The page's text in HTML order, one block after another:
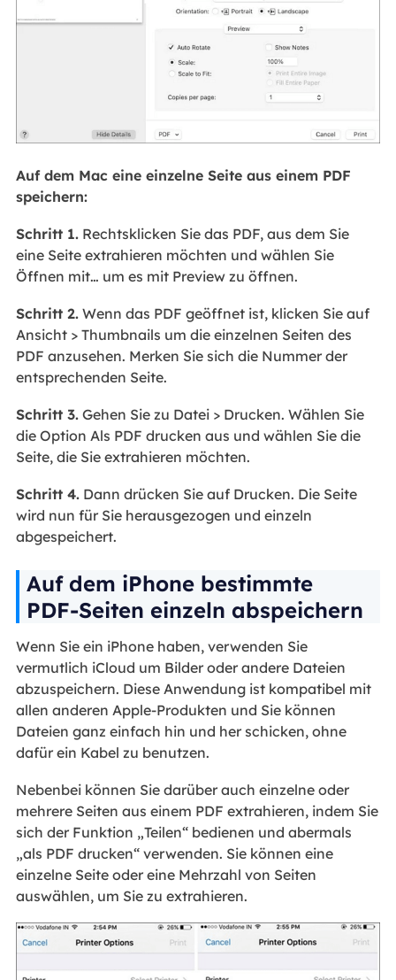
Auf dem Mac eine einzelne Seite aus einem PDF
speichern:
Schritt 1.Rechtsklicken Sie das PDF, aus dem Sie
eine Seite extrahieren möchten und wählen Sie
Öffnen mit… um es mit Preview zu öffnen.
Schritt 2.Wenn das PDF geöffnet ist, klicken Sie auf
Ansicht > Thumbnails um die einzelnen Seiten des
PDF anzusehen. Merken Sie sich die Nummer der
entsprechenden Seite.
Schritt 3.Gehen Sie zu Datei > Drucken. Wählen Sie
die Option Als PDF drucken aus und wählen Sie die
Seite, die Sie extrahieren möchten.
Schritt 4.Dann drücken Sie auf Drucken. Die Seite
wird nun für Sie herausgezogen und einzeln
abgespeichert.
Auf dem iPhone bestimmte
PDF-Seiten einzeln abspeichern
Wenn Sie ein iPhone haben, verwenden Sie
vermutlich iCloud um Bilder oder andere Dateien
abzuspeichern. Diese Anwendung ist kompatibel mit
allen anderen Apple-Produkten und Sie können
Dateien ganz einfach hin und her schicken, ohne
dafür ein Kabel zu benutzen.
Nebenbei können Sie darüber auch einzelne oder
mehrere Seiten aus einem PDF extrahieren, indem Sie
sich der Funktion „Teilen“ bedienen und abermals
„als PDF drucken“ verwenden. Sie können eine
einzelne Seite oder eine Mehrzahl von Seiten
auswählen, um Sie zu extrahieren.